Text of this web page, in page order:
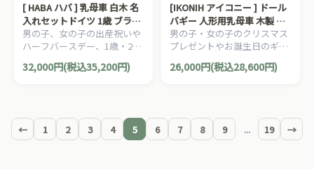
[ HABA ハバ ] 乳母車 白木 名
入れセットドイツ 1歳 ブラザ
ージョルダン ドールベッド
ドールバギー ワゴン 手押し
車 人形
男の子、女の子の出産祝いや
ハーフバースデー、1歳・2歳
の誕生日やクリスマスプレゼ
ントにおすすめの、ドイツ
32,000円(税込35,200円)
[IKONIH アイコニー ] ドール
バギー 人形用乳母車 木製 檜
日本産ひのき 木製おままごと
ごっこ遊び
男の子・女の子のクリスマス
プレゼントやお誕生日のギフ
ト、保育園や施設にもぴった
りな、[IKONIH アイコニー ド
26,000円(税込28,600円)
← 1 2 3 4 5 6 7 8 9 ... 19 →